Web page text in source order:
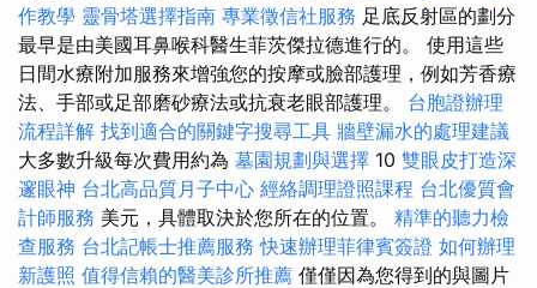
作教學 靈骨塔選擇指南 專業徵信社服務 足底反射區的劃分
最早是由美國耳鼻喉科醫生菲茨傑拉德進行的。 使用這些
日間水療附加服務來增強您的按摩或臉部護理，例如芳香療
法、手部或足部磨砂療法或抗衰老眼部護理。 台胞證辦理
流程詳解 找到適合的關鍵字搜尋工具 牆壁漏水的處理建議
大多數升級每次費用約為 墓園規劃與選擇 10 雙眼皮打造深
邃眼神 台北高品質月子中心 經絡調理證照課程 台北優質會
計師服務 美元，具體取決於您所在的位置。 精準的聽力檢
查服務 台北記帳士推薦服務 快速辦理菲律賓簽證 如何辦理
新護照 值得信賴的醫美診所推薦 僅僅因為您得到的與圖片